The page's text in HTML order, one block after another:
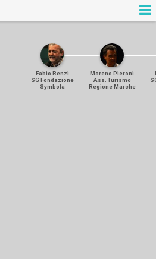
Fabio Renzi
SG Fondazione
Symbola
Moreno Pieroni
Ass. Turismo
Regione Marche